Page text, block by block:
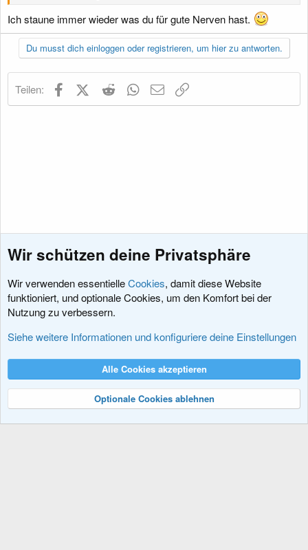
Ich staune immer wieder was du für gute Nerven hast.
Du musst dich einloggen oder registrieren, um hier zu antworten.
Teilen: FacebookX (Twitter)
Reddit WhatsApp
E-Mail
Fragen vor dem Kauf
Nutzungsbedingungen Datenschutz
R
Community platform by XenForo® © 2010-2024 XenForo Ltd.
Wir schützen deine Privatsphäre
Wir verwenden essentielleCookies, damit diese Website
funktioniert, und optionale Cookies, um den Komfort bei der
Nutzung zu verbessern.
Siehe weitere Informationen und konfiguriere deine Einstellungen
Alle Cookies akzeptieren
Optionale Cookies ablehnen